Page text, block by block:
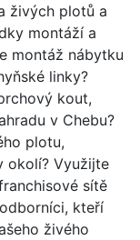
živých plotů a
montáží a
montáž nábytku
linky?
kout,
v Chebu?
plotu,
okolí? Využijte
sítě
kteří
živého